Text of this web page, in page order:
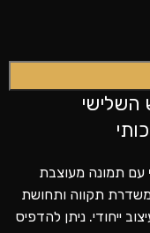
השלישי
עם תמונה מעוצבת
תקווה ותחושת
ייחודי. ניתן להדפיס